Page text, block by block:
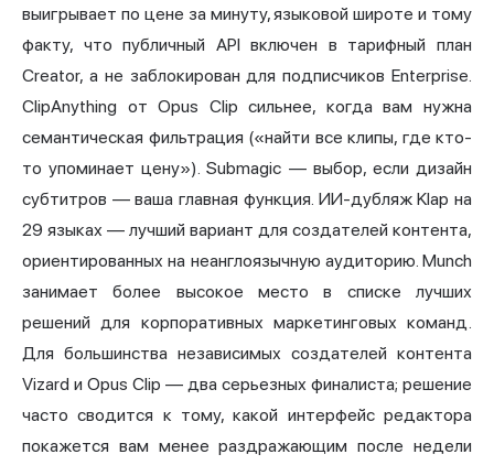
выигрывает по цене за минуту, языковой широте и тому
факту, что публичный API включен в тарифный план
Creator, а не заблокирован для подписчиков Enterprise.
ClipAnything от Opus Clip сильнее, когда вам нужна
семантическая фильтрация («найти все клипы, где кто-
то упоминает цену»). Submagic — выбор, если дизайн
субтитров — ваша главная функция. ИИ-дубляж Klap на
29 языках — лучший вариант для создателей контента,
ориентированных на неанглоязычную аудиторию. Munch
занимает более высокое место в списке лучших
решений для корпоративных маркетинговых команд.
Для большинства независимых создателей контента
Vizard и Opus Clip — два серьезных финалиста; решение
часто сводится к тому, какой интерфейс редактора
покажется вам менее раздражающим после недели